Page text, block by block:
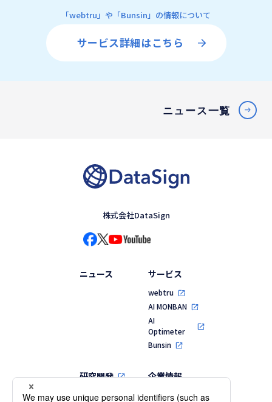
「webtru」や「Bunsin」の情報について
サービス詳細はこちら
ニュース一覧
株式会社DataSign
ニュース サービス
webtru
AI MONBAN
AI
Optimeter
Bunsin
研究開発 企業情報
代表メッセージ